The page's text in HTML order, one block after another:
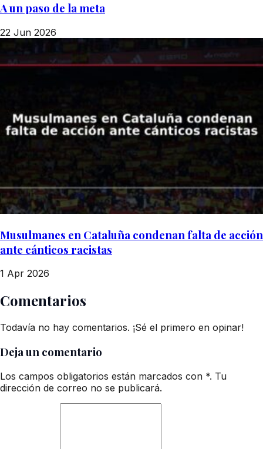
A un paso de la meta
22 Jun 2026
Musulmanes en Cataluña condenan falta de acción
ante cánticos racistas
1 Apr 2026
Comentarios
Todavía no hay comentarios. ¡Sé el primero en opinar!
Deja un comentario
Los campos obligatorios están marcados con *. Tu
dirección de correo no se publicará.